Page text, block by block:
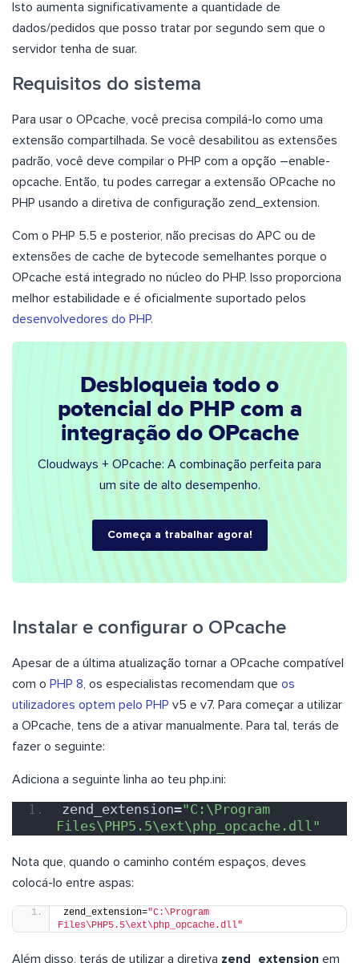
Isto aumenta significativamente a quantidade de
dados/pedidos que posso tratar por segundo sem que o
servidor tenha de suar.
Requisitos do sistema
Para usar o OPcache, você precisa compilá-lo como uma
extensão compartilhada. Se você desabilitou as extensões
padrão, você deve compilar o PHP com a opção –enable-
opcache. Então, tu podes carregar a extensão OPcache no
PHP usando a diretiva de configuração zend_extension.
Com o PHP 5.5 e posterior, não precisas do APC ou de
extensões de cache de bytecode semelhantes porque o
OPcache está integrado no núcleo do PHP. Isso proporciona
melhor estabilidade e é oficialmente suportado pelos
desenvolvedores do PHP.
Desbloqueia todo o
potencial do PHP com a
integração do OPcache
Cloudways + OPcache: A combinação perfeita para
um site de alto desempenho.
Começa a trabalhar agora!
Instalar e configurar o OPcache
Apesar de a última atualização tornar a OPcache compatível
com o PHP 8, os especialistas recomendam que os
utilizadores optem pelo PHP v5 e v7. Para começar a utilizar
a OPcache, tens de a ativar manualmente. Para tal, terás de
fazer o seguinte:
Adiciona a seguinte linha ao teu php.ini:
zend_extension="C:\Program
Files\PHP5.5\ext\php_opcache.dll"
Nota que, quando o caminho contém espaços, deves
colocá-lo entre aspas:
zend_extension="C:\Program
Files\PHP5.5\ext\php_opcache.dll"
Além disso, terás de utilizar a diretiva zend_extension em